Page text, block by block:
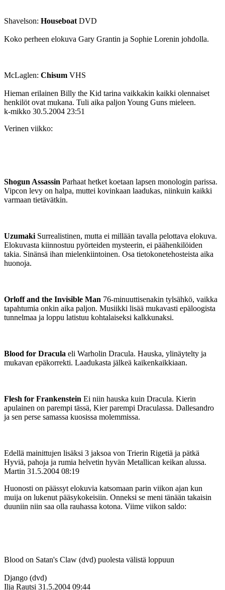
Shavelson: Houseboat DVD
Koko perheen elokuva Gary Grantin ja Sophie Lorenin johdolla.
McLaglen: Chisum VHS
Hieman erilainen Billy the Kid tarina vaikkakin kaikki olennaiset
henkilöt ovat mukana. Tuli aika paljon Young Guns mieleen.
k-mikko 30.5.2004 23:51
Verinen viikko:
Shogun Assassin Parhaat hetket koetaan lapsen monologin parissa.
Vipcon levy on halpa, muttei kovinkaan laadukas, niinkuin kaikki
varmaan tietävätkin.
Uzumaki Surrealistinen, mutta ei millään tavalla pelottava elokuva.
Elokuvasta kiinnostuu pyörteiden mysteerin, ei päähenkilöiden
takia. Sinänsä ihan mielenkiintoinen. Osa tietokonetehosteista aika
huonoja.
Orloff and the Invisible Man 76-minuuttisenakin tylsähkö, vaikka
tapahtumia onkin aika paljon. Musiikki lisää mukavasti epäloogista
tunnelmaa ja loppu latistuu kohtalaiseksi kalkkunaksi.
Blood for Dracula eli Warholin Dracula. Hauska, ylinäytelty ja
mukavan epäkorrekti. Laadukasta jälkeä kaikenkaikkiaan.
Flesh for Frankenstein Ei niin hauska kuin Dracula. Kierin
apulainen on parempi tässä, Kier parempi Draculassa. Dallesandro
ja sen perse samassa kuosissa molemmissa.
Edellä mainittujen lisäksi 3 jaksoa von Trierin Rigetiä ja pätkä
Hyviä, pahoja ja rumia helvetin hyvän Metallican keikan alussa.
Martin 31.5.2004 08:19
Huonosti on päässyt elokuvia katsomaan parin viikon ajan kun
muija on lukenut pääsykokeisiin. Onneksi se meni tänään takaisin
duuniin niin saa olla rauhassa kotona. Viime viikon saldo:
Blood on Satan's Claw (dvd) puolesta välistä loppuun
Django (dvd)
Ilja Rautsi 31.5.2004 09:44